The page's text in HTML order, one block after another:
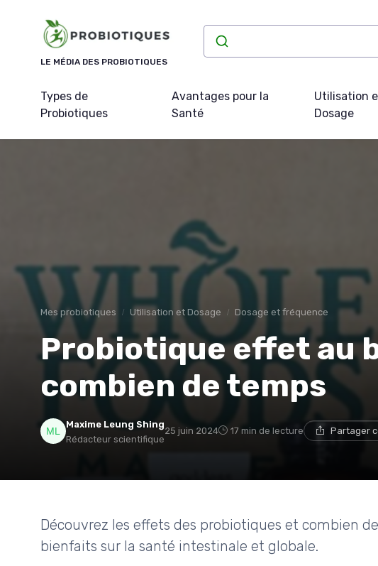
LE MÉDIA DES PROBIOTIQUES
Types de
Probiotiques
Avantages pour la
Santé
Utilisation
Dosage
Mes probiotiques Utilisation et Dosage Dosage et fréquence
Probiotique effet au
combien de temps
Maxime Leung Shing
Rédacteur scientifique
25 juin 2024 17 min de lecture Partager
Découvrez les effets des probiotiques et combien
bienfaits sur la santé intestinale et globale.